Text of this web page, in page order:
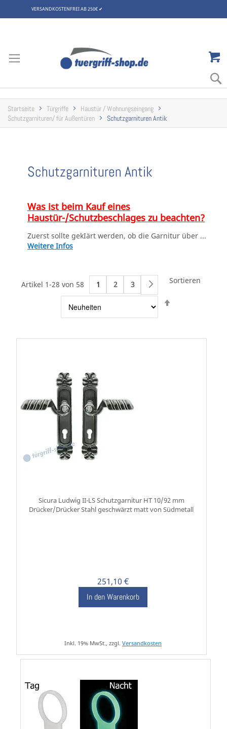
VERSANDKOSTENFREI AB 250€ ✔
springen
Startseite Türgriffe
Haustür / Wohnungseingang
Schutzgarnituren/ für Außentüren
Schutzgarnituren Antik
Schutzgarnituren Antik
Was ist beim Kauf eines
Haustür-/Schutzbeschlages zu beachten?
Zuerst sollte gekIärt werden, ob die Garnitur über ...
Weitere Infos
Artikel 1-28 von 58 1 2 3 Weiter
Sortieren
Sicura Ludwig II-LS Schutzgarnitur HT 10/92 mm
Drücker/Drücker Stahl geschwärzt matt von Südmetall
251,10 €
In den Warenkorb
Inkl. 19% MwSt., zzgl.Versandkosten